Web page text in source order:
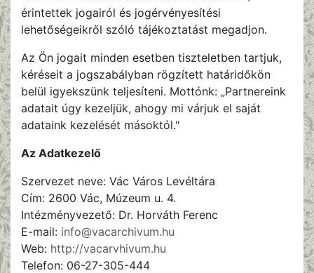
érintettek jogairól és jogérvényesítési
lehetőségeikről szóló tájékoztatást megadjon.
Az Ön jogait minden esetben tiszteletben tartjuk,
kéréseit a jogszabályban rögzített határidőkön
belül igyekszünk teljesíteni. Mottónk: „Partnereink
adatait úgy kezeljük, ahogy mi várjuk el saját
adataink kezelését másoktól."
Az Adatkezelő
Szervezet neve: Vác Város Levéltára
Cím: 2600 Vác, Múzeum u. 4.
Intézményvezető: Dr. Horváth Ferenc
E-mail: info@vacarchivum.hu
Web: http://vacarvhivum.hu
Telefon: 06-27-305-444